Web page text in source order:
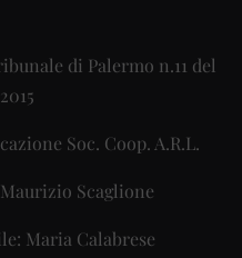
di Palermo n.11 del
Soc. Coop. A.R.L.
Scaglione
Maria Calabrese